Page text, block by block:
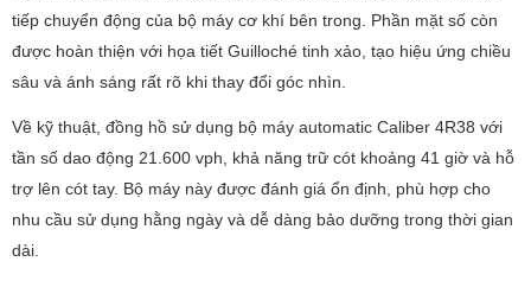
tiếp chuyển động của bộ máy cơ khí bên trong. Phần mặt số còn
được hoàn thiện với họa tiết Guilloché tinh xảo, tạo hiệu ứng chiều
sâu và ánh sáng rất rõ khi thay đổi góc nhìn.
Về kỹ thuật, đồng hồ sử dụng bộ máy automatic Caliber 4R38 với
tần số dao động 21.600 vph, khả năng trữ cót khoảng 41 giờ và hỗ
trợ lên cót tay. Bộ máy này được đánh giá ổn định, phù hợp cho
nhu cầu sử dụng hằng ngày và dễ dàng bảo dưỡng trong thời gian
dài.